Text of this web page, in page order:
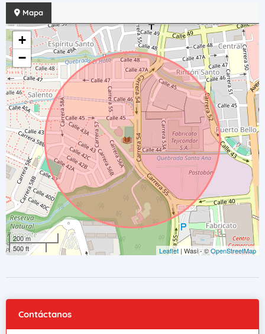
Mapa
+
−
200 m
500 ft
Leaflet | Wasi - ©OpenStreetMap
Contáctanos